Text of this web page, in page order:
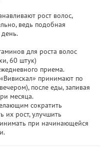
рост волос,
ведь подобная
для роста волос
60 штук)
приема.
«Вивискал» принимают по
после еды, запивая
месяца.
сократить
их рост, улучшить
при начинающейся